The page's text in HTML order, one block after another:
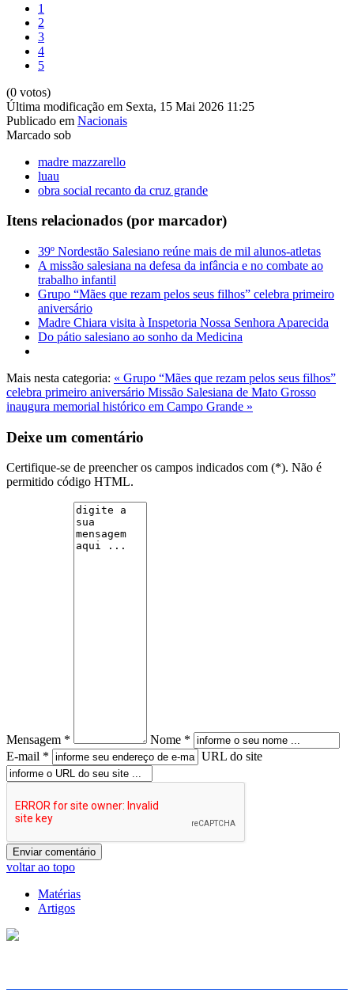
1
2
3
4
5
(0 votos)
Última modificação em Sexta, 15 Mai 2026 11:25
Publicado em Nacionais
Marcado sob
madre mazzarello
luau
obra social recanto da cruz grande
Itens relacionados (por marcador)
39º Nordestão Salesiano reúne mais de mil alunos-atletas
A missão salesiana na defesa da infância e no combate ao
trabalho infantil
Grupo “Mães que rezam pelos seus filhos” celebra primeiro
aniversário
Madre Chiara visita à Inspetoria Nossa Senhora Aparecida
Do pátio salesiano ao sonho da Medicina
Mais nesta categoria: « Grupo “Mães que rezam pelos seus filhos”
celebra primeiro aniversário Missão Salesiana de Mato Grosso
inaugura memorial histórico em Campo Grande »
Deixe um comentário
Certifique-se de preencher os campos indicados com (*). Não é
permitido código HTML.
Mensagem *
Nome *
E-mail *
URL do site
voltar ao topo
Matérias
Artigos